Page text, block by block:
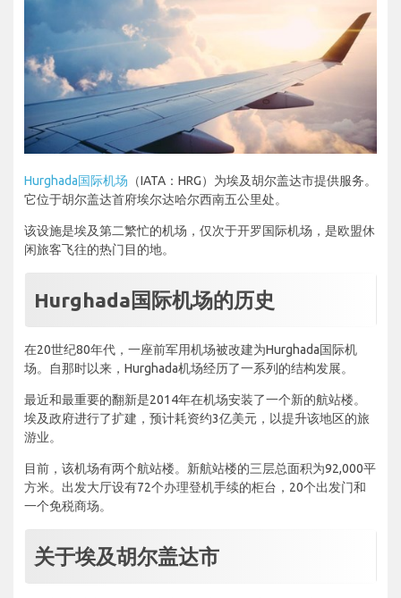
Hurghada国际机场 （IATA：HRG）为埃及胡尔盖达市提供服务。
它位于胡尔盖达首府埃尔达哈尔西南五公里处。
该设施是埃及第二繁忙的机场，仅次于开罗国际机场，是欧盟休
闲旅客飞往的热门目的地。
Hurghada国际机场的历史
在20世纪80年代，一座前军用机场被改建为Hurghada国际机
场。自那时以来，Hurghada机场经历了一系列的结构发展。
最近和最重要的翻新是2014年在机场安装了一个新的航站楼。
埃及政府进行了扩建，预计耗资约3亿美元，以提升该地区的旅
游业。
目前，该机场有两个航站楼。新航站楼的三层总面积为92,000平
方米。出发大厅设有72个办理登机手续的柜台，20个出发门和
一个免税商场。
关于埃及胡尔盖达市